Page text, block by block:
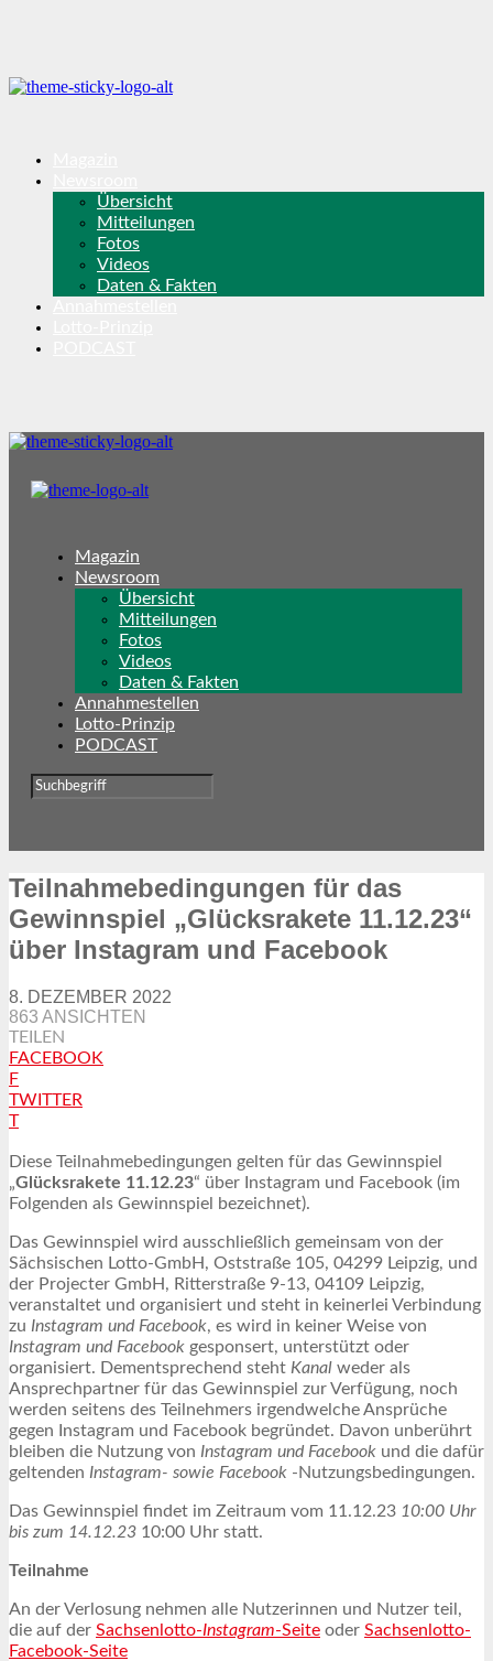
Übersicht
Mitteilungen
Fotos
Videos
Daten & Fakten
Magazin
Newsroom
Übersicht
Mitteilungen
Fotos
Videos
Daten & Fakten
Annahmestellen
Lotto-Prinzip
PODCAST
Teilnahmebedingungen für das
Gewinnspiel „Glücksrakete 11.12.23“
über Instagram und Facebook
8. DEZEMBER 2022
863 ANSICHTEN
TEILEN
FACEBOOK
F
TWITTER
T
Diese Teilnahmebedingungen gelten für das Gewinnspiel
„Glücksrakete 11.12.23“ über Instagram und Facebook (im
Folgenden als Gewinnspiel bezeichnet).
Das Gewinnspiel wird ausschließlich gemeinsam von der
Sächsischen Lotto-GmbH, Oststraße 105, 04299 Leipzig, und
der Projecter GmbH, Ritterstraße 9-13, 04109 Leipzig,
veranstaltet und organisiert und steht in keinerlei Verbindung
zu Instagram und Facebook, es wird in keiner Weise von
Instagram und Facebook gesponsert, unterstützt oder
organisiert. Dementsprechend steht Kanal weder als
Ansprechpartner für das Gewinnspiel zur Verfügung, noch
werden seitens des Teilnehmers irgendwelche Ansprüche
gegen Instagram und Facebook begründet. Davon unberührt
bleiben die Nutzung von Instagram und Facebook und die dafür
geltenden Instagram- sowie Facebook -Nutzungsbedingungen.
Das Gewinnspiel findet im Zeitraum vom 11.12.23 10:00 Uhr
bis zum 14.12.23 10:00 Uhr statt.
Teilnahme
An der Verlosung nehmen alle Nutzerinnen und Nutzer teil,
die auf der Sachsenlotto-Instagram-Seite oder Sachsenlotto-
Facebook-Seite